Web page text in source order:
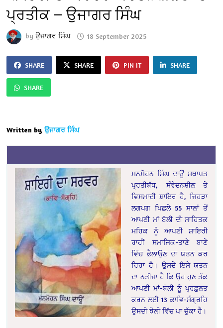
ਪ੍ਰਤੀਕ — ਉਜਾਗਰ ਸਿੰਘ
byਉਜਾਗਰ ਸਿੰਘ 18 September 2025
SHARE SHARE PIN IT SHARE
SHARE
Written by ਉਜਾਗਰ ਸਿੰਘ
ਮਨਮੋਹਨ ਸਿੰਘ ਦਾਊਂ ਸਥਾਪਤ
ਪ੍ਰਤੀਬੱਧ, ਸੰਵੇਦਨਸ਼ੀਲ ਤੇ
ਵਿਸਮਾਦੀ ਸ਼ਾਇਰ ਹੈ, ਜਿਹੜਾ
ਲਗਪਗ ਪਿਛਲੇ 55 ਸਾਲਾਂ ਤੋਂ
ਆਪਣੀ ਮਾਂ ਬੋਲੀ ਦੀ ਸਾਹਿਤਕ
ਮਹਿਕ ਨੂੰ ਆਪਣੀ ਸ਼ਾਇਰੀ
ਰਾਹੀਂ ਸਮਾਜਿਕ-ਤਾਣੇ ਬਾਣੇ
ਵਿੱਚ ਫ਼ੈਲਾਉਣ ਦਾ ਯਤਨ ਕਰ
ਰਿਹਾ ਹੈ। ਉਸਦੇ ਇਸੇ ਯਤਨ
ਦਾ ਨਤੀਜਾ ਹੈ ਕਿ ਉਹ ਹੁਣ ਤੱਕ
ਆਪਣੀ ਮਾਂ-ਬੋਲੀ ਨੂੰ ਪ੍ਰਫ਼ੁਲਤ
ਕਰਨ ਲਈ 13 ਕਾਵਿ-ਸੰਗ੍ਰਹਿ
ਉਸਦੀ ਝੋਲੀ ਵਿੱਚ ਪਾ ਚੁੱਕਾ ਹੈ।